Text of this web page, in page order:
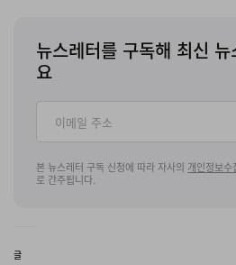
뉴스레터를 구독해 최신
요
본 뉴스레터 구독 신청에 따라 자사의 개인정보수
로 간주됩니다.
글